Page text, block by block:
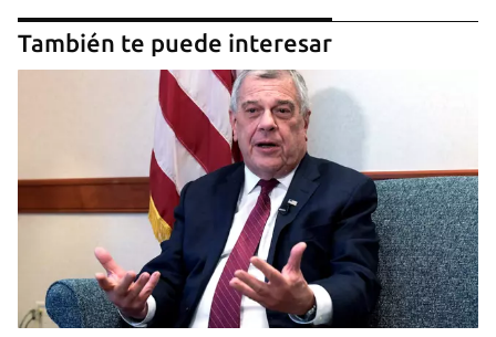
También te puede interesar